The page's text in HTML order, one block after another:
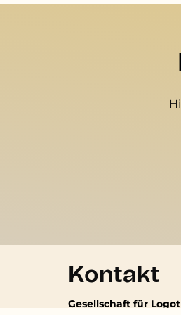
Kontakt
Gesellschaft für